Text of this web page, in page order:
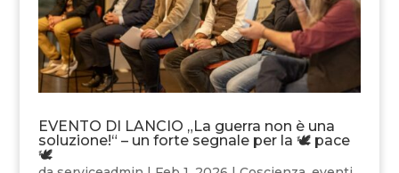
EVENTO DI LANCIO „La guerra non è una
soluzione!“ – un forte segnale per la 🕊 pace
🕊